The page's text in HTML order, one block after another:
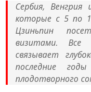
Сербия,
которые с 5 по
Цзиньпин
визитами. Все
связывает
последние
плодотворного